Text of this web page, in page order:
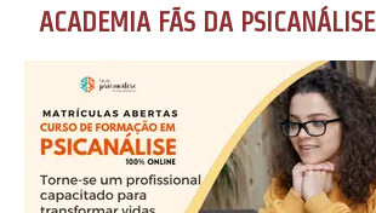
ACADEMIA FÃS DA PSICANÁLISE